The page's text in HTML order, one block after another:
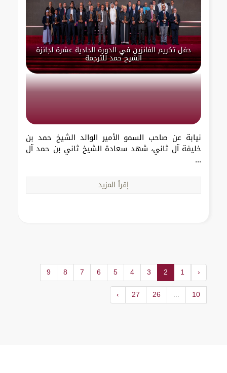
حفل تكريم الفائزين في الدورة الحادية عشرة لجائزة
الشيح حمد للترجمة
نيابة عن صاحب السمو الأمير الوالد الشيخ حمد بن
خليفة آل ثاني، شهد سعادة الشيخ ثاني بن حمد آل
...
إقرأ المزيد
‹
1
2
3
4
5
6
7
8
9
10
...
26
27
›